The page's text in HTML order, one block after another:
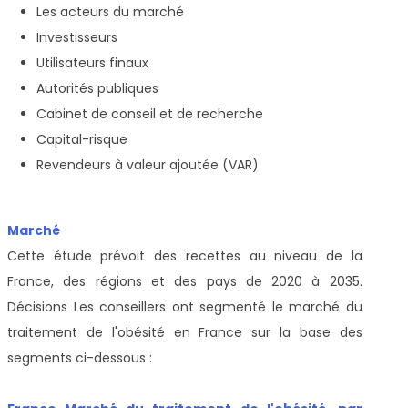
Les acteurs du marché
Investisseurs
Utilisateurs finaux
Autorités publiques
Cabinet de conseil et de recherche
Capital-risque
Revendeurs à valeur ajoutée (VAR)
Marché
Cette étude prévoit des recettes au niveau de la
France, des régions et des pays de 2020 à 2035.
Décisions Les conseillers ont segmenté le marché du
traitement de l'obésité en France sur la base des
segments ci-dessous :